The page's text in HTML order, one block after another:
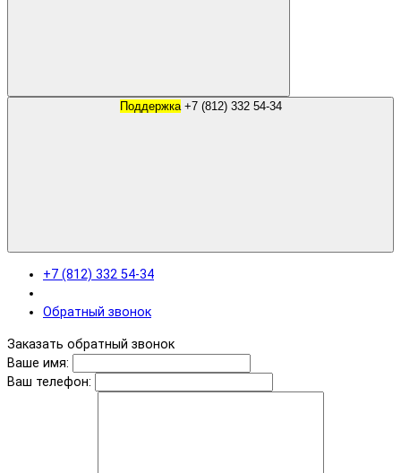
Поддержка +7 (812) 332 54-34
+7 (812) 332 54-34
Обратный звонок
Заказать обратный звонок
Ваше имя:
Ваш телефон: